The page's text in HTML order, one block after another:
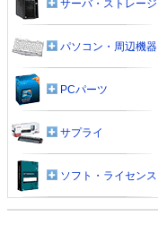
サーバ・ストレージ
パソコン・周辺機器
PCパーツ
サプライ
ソフト・ライセンス